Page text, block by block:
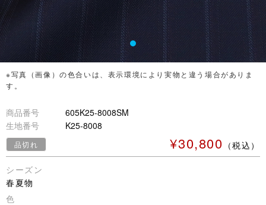
※写真（画像）の色合いは、表示環境により実物と違う場合がありま
す。
商品番号
605K25-8008SM
生地番号
K25-8008
¥30,800 （税込）
品切れ
シーズン
春夏物
色